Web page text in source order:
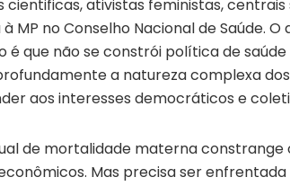
cientificas, ativistas feministas,
MP no Conselho Nacional de Saúde.
é que não se constrói política de
a natureza complexa
aos interesses democráticos e
de mortalidade materna constrange
Mas precisa ser